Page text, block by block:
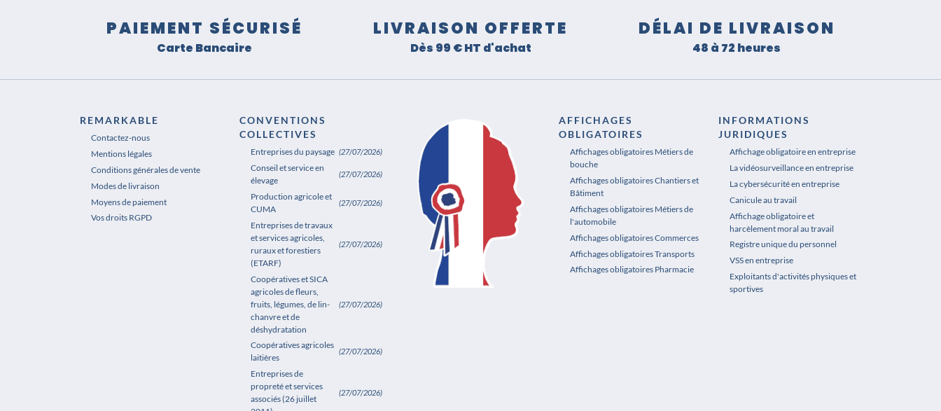
PAIEMENT SÉCURISÉ
Carte Bancaire
LIVRAISON OFFERTE
Dès 99 € HT d'achat
DÉLAI DE LIVRAISON
48 à 72 heures
REMARKABLE
Contactez-nous
Mentions légales
Conditions générales de vente
Modes de livraison
Moyens de paiement
Vos droits RGPD
CONVENTIONS
COLLECTIVES
Entreprises du paysage (27/07/2026)
Conseil et service en
élevage
(27/07/2026)
Production agricole et
CUMA
(27/07/2026)
Entreprises de travaux
et services agricoles,
ruraux et forestiers
(ETARF)
(27/07/2026)
Coopératives et SICA
agricoles de fleurs,
fruits, légumes, de lin-
chanvre et de
déshydratation
(27/07/2026)
Coopératives agricoles
laitières
(27/07/2026)
Entreprises de
propreté et services
associés (26 juillet
(27/07/2026)
AFFICHAGES
OBLIGATOIRES
Affichages obligatoires Métiers de
bouche
Affichages obligatoires Chantiers et
Bâtiment
Affichages obligatoires Métiers de
l'automobile
Affichages obligatoires Commerces
Affichages obligatoires Transports
Affichages obligatoires Pharmacie
INFORMATIONS
JURIDIQUES
Affichage obligatoire en entreprise
La vidéosurveillance en entreprise
La cybersécurité en entreprise
Canicule au travail
Affichage obligatoire et
harcèlement moral au travail
Registre unique du personnel
VSS en entreprise
Exploitants d'activités physiques et
sportives